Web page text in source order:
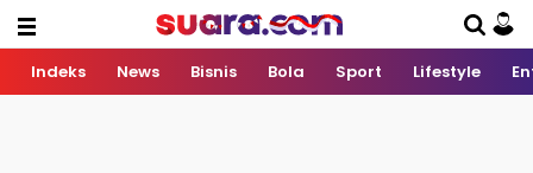
Indeks News Bisnis Bola Sport Lifestyle